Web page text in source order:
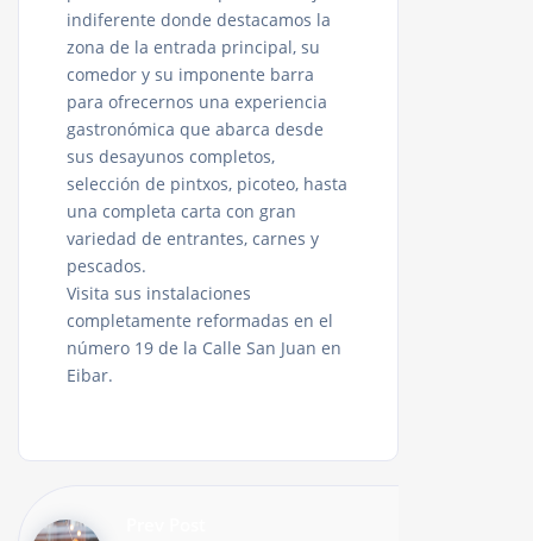
indiferente donde destacamos la
zona de la entrada principal, su
comedor y su imponente barra
para ofrecernos una experiencia
gastronómica que abarca desde
sus desayunos completos,
selección de pintxos, picoteo, hasta
una completa carta con gran
variedad de entrantes, carnes y
pescados.
Visita sus instalaciones
completamente reformadas en el
número 19 de la Calle San Juan en
Eibar.